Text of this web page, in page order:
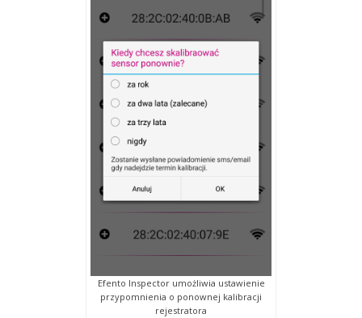
Efento Inspector umożliwia ustawienie
przypomnienia o ponownej kalibracji
rejestratora